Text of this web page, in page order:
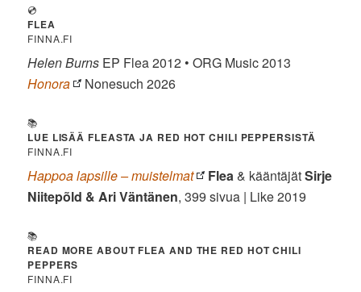
💿
FLEA
FINNA.FI
Helen Burns EP Flea 2012 • ORG Music 2013
Honora
Nonesuch 2026
📚
LUE LISÄÄ FLEASTA JA RED HOT CHILI PEPPERSISTÄ
FINNA.FI
Happoa lapsille – muistelmat Flea & kääntäjätSirje
Niitepõld & Ari Väntänen, 399 sivua | Like 2019
📚
READ MORE ABOUT FLEA AND THE RED HOT CHILI
PEPPERS
FINNA.FI